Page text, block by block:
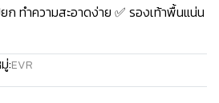
ทำความสะอาดง่าย ✅ รองเท้าพื้นแน่น
:EVR